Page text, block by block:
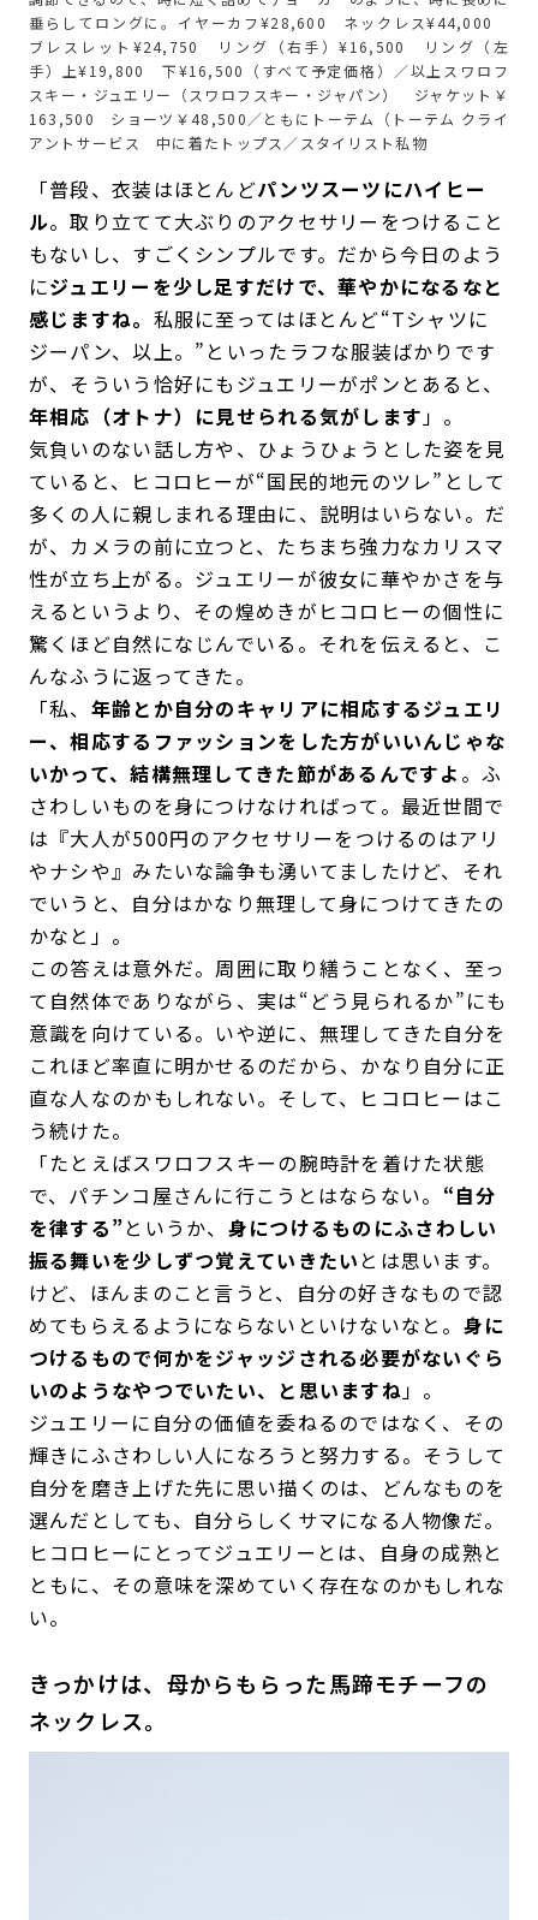
垂らしてロングに。イヤーカフ¥28,600 ネックレス¥44,000
ブレスレット¥24,750 リング（右手）¥16,500 リング（左
手）上¥19,800 下¥16,500（すべて予定価格）／以上スワロフ
スキー・ジュエリー（スワロフスキー・ジャパン） ジャケット￥
163,500 ショーツ￥48,500／ともにトーテム（トーテム クライ
アントサービス 中に着たトップス／スタイリスト私物
「普段、衣装はほとんどパンツスーツにハイヒー
ル。取り立てて大ぶりのアクセサリーをつけること
もないし、すごくシンプルです。だから今日のよう
にジュエリーを少し足すだけで、華やかになるなと
感じますね。 私服に至ってはほとんど“Tシャツに
ジーパン、以上。”といったラフな服装ばかりです
が、そういう恰好にもジュエリーがポンとあると、
年相応（オトナ）に見せられる気がします」。
気負いのない話し方や、ひょうひょうとした姿を見
ていると、ヒコロヒーが“国民的地元のツレ”として
多くの人に親しまれる理由に、説明はいらない。だ
が、カメラの前に立つと、たちまち強力なカリスマ
性が立ち上がる。ジュエリーが彼女に華やかさを与
えるというより、その煌めきがヒコロヒーの個性に
驚くほど自然になじんでいる。それを伝えると、こ
んなふうに返ってきた。
「私、 年齢とか自分のキャリアに相応するジュエリ
ー、相応するファッションをした方がいいんじゃな
いかって、結構無理してきた節があるんですよ 。ふ
さわしいものを身につけなければって。最近世間で
は『大人が500円のアクセサリーをつけるのはアリ
やナシや』みたいな論争も湧いてましたけど、それ
でいうと、自分はかなり無理して身につけてきたの
かなと」。
この答えは意外だ。周囲に取り繕うことなく、至っ
て自然体でありながら、実は“どう見られるか”にも
意識を向けている。いや逆に、無理してきた自分を
これほど率直に明かせるのだから、かなり自分に正
直な人なのかもしれない。そして、ヒコロヒーはこ
う続けた。
「たとえばスワロフスキーの腕時計を着けた状態
で、パチンコ屋さんに行こうとはならない。 “自分
を律する”というか、 身につけるものにふさわしい
振る舞いを少しずつ覚えていきたい とは思います。
けど、ほんまのこと言うと、自分の好きなもので認
めてもらえるようにならないといけないなと。 身に
つけるもので何かをジャッジされる必要がないぐら
いのようなやつでいたい、と思いますね」。
ジュエリーに自分の価値を委ねるのではなく、その
輝きにふさわしい人になろうと努力する。そうして
自分を磨き上げた先に思い描くのは、どんなものを
選んだとしても、自分らしくサマになる人物像だ。
ヒコロヒーにとってジュエリーとは、自身の成熟と
ともに、その意味を深めていく存在なのかもしれな
い。
きっかけは、母からもらった馬蹄モチーフの
ネックレス。